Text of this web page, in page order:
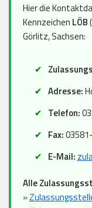
Hier die
Kennzeichen LÖB
Görlitz, Sachsen:
Adresse:
Telefon:
Fax:
E-Mail:
Alle
»